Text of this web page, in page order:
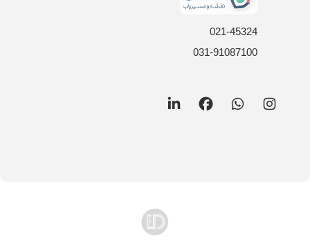
021-45324
031-91087100
Instagram
WhatsApp
Facebook
LinkedIn